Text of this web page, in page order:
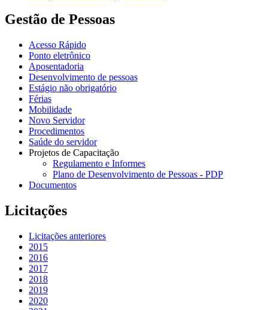
Gestão de Pessoas
Acesso Rápido
Ponto eletrônico
Aposentadoria
Desenvolvimento de pessoas
Estágio não obrigatório
Férias
Mobilidade
Novo Servidor
Procedimentos
Saúde do servidor
Projetos de Capacitação
Regulamento e Informes
Plano de Desenvolvimento de Pessoas - PDP
Documentos
Licitações
Licitações anteriores
2015
2016
2017
2018
2019
2020